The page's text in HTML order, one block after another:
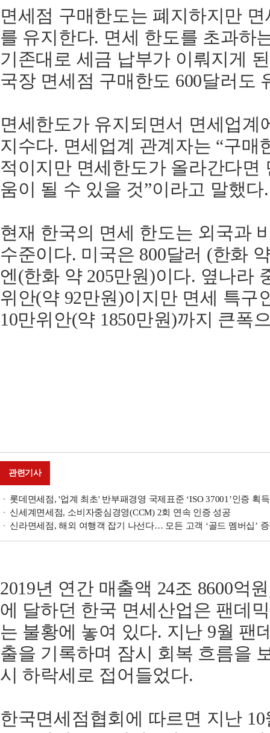
면세점 구매한도는 폐지하지만
를 유지한다. 면세 한도를 초과하
기존대로 세금 납부가 이뤄지게
국장 면세점 구매한도 600달러도
면세한도가 유지되면서 면세업계
지수다. 면세업계 관계자는 “구매
적이지만 면세한도가 올라간다면
움이 될 수 있을 것”이라고 말했다.
현재 한국의 면세 한도는 외국과
수준이다. 미국은 800달러 (한화
엔(한화 약 205만원)이다. 옆나라
위안(약 92만원)이지만 면세 특구
10만위안(약 1850만원)까지 큰폭
관련기사
롯데면세점, '업계 최초' 반부패경영 국제표준 ‘ISO 37001’인증 획득
신세계면세점, 소비자중심경영(CCM) 2회 연속 인증 성공
신라면세점, 해외 여행객 잡기 나선다… 모든 고객 ‘골드 멤버십’
2019년 연간 매출액 24조 8600억
에 달하던 한국 면세산업은 팬데
는 불황에 놓여 있다. 지난 9월 팬
출을 기록하며 잠시 회복 흐름을
시 하락세로 접어들었다.
한국면세점협회에 따르면 지난